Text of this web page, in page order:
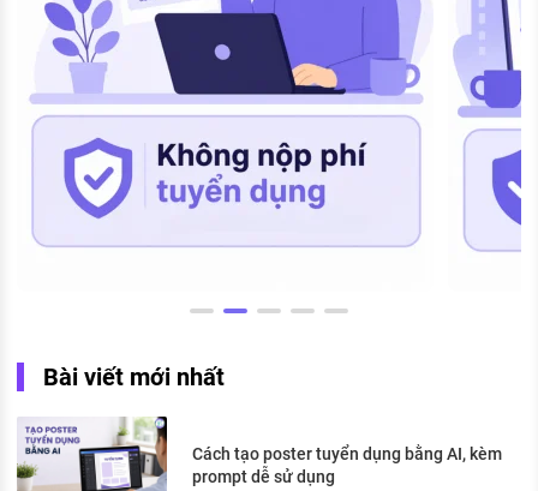
Bài viết mới nhất
Cách tạo poster tuyển dụng bằng AI, kèm
prompt dễ sử dụng